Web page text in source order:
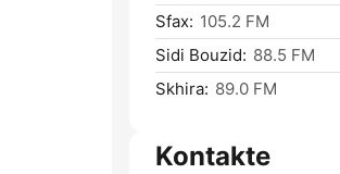
Sfax: 105.2 FM
Sidi Bouzid: 88.5 FM
Skhira: 89.0 FM
Kontakte